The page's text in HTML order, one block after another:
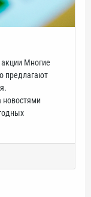
Многие
предлагают
новостями